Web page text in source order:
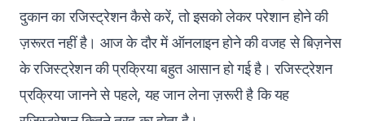
दुकान का रजिस्ट्रेशन कैसे करें, तो इसको लेकर परेशान होने की
ज़रूरत नहीं है। आज के दौर में ऑनलाइन होने की वजह से बिज़नेस
के रजिस्ट्रेशन की प्रक्रिया बहुत आसान हो गई है। रजिस्ट्रेशन
प्रक्रिया जानने से पहले, यह जान लेना ज़रूरी है कि यह